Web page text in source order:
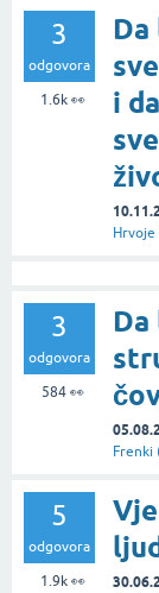
3
odgovora
1.6k👀
i
Hrvoje
3
odgovora
584👀
Frenki
5
odgovora
1.9k👀